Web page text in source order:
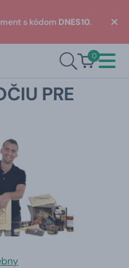
s kódom DNES10.
0
PRE